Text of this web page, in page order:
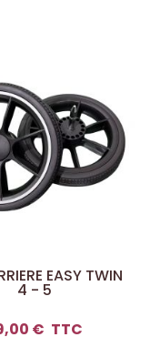
EASY TWIN
4 - 5
€ TTC